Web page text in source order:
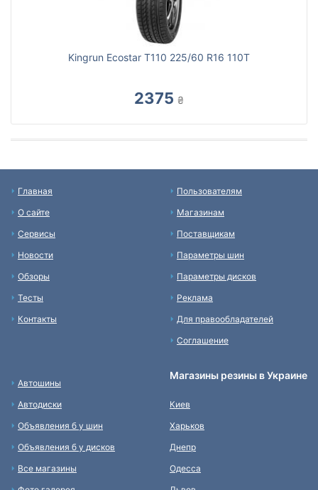
Kingrun Ecostar T110 225/60 R16 110T
2375 ₴
Главная
О сайте
Сервисы
Новости
Обзоры
Тесты
Контакты
Пользователям
Магазинам
Поставщикам
Параметры шин
Параметры дисков
Реклама
Для правообладателей
Соглашение
Автошины
Автодиски
Объявления б у шин
Объявления б у дисков
Все магазины
Магазины резины в Украине
Киев
Харьков
Днепр
Одесса